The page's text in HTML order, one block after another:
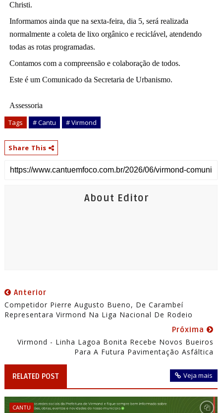
Christi.
Informamos ainda que na sexta-feira, dia 5, será realizada
normalmente a coleta de lixo orgânico e reciclável, atendendo
todas as rotas programadas.
Contamos com a compreensão e colaboração de todos.
Este é um Comunicado da Secretaria de Urbanismo.
Assessoria
Tags # Cantu # Virmond
Share This
About Editor
Anterior
Competidor Pierre Augusto Bueno, De Carambeí
Representara Virmond Na Liga Nacional De Rodeio
Próxima
Virmond - Linha Lagoa Bonita Recebe Novos Bueiros
Para A Futura Pavimentação Asfáltica
RELATED POST Veja mais
CANTU